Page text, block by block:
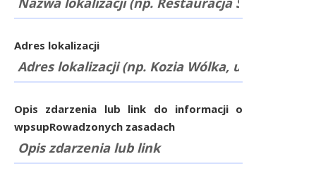
Adres lokalizacji
Opis zdarzenia lub link do informacji o
wpsupRowadzonych zasadach